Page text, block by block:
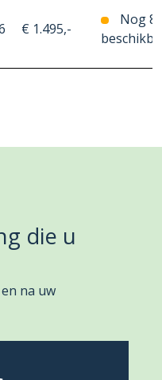
€ 1.495,-
Nog 8
die u
na uw